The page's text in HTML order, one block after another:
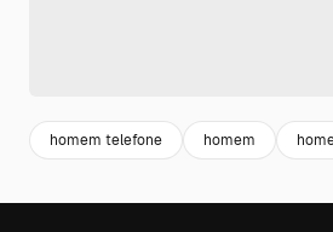
homem telefone homem